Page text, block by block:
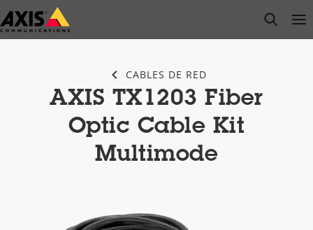
Saltar
al
open
CABLES DE RED
AXIS TX1203 Fiber
Optic Cable Kit
Multimode